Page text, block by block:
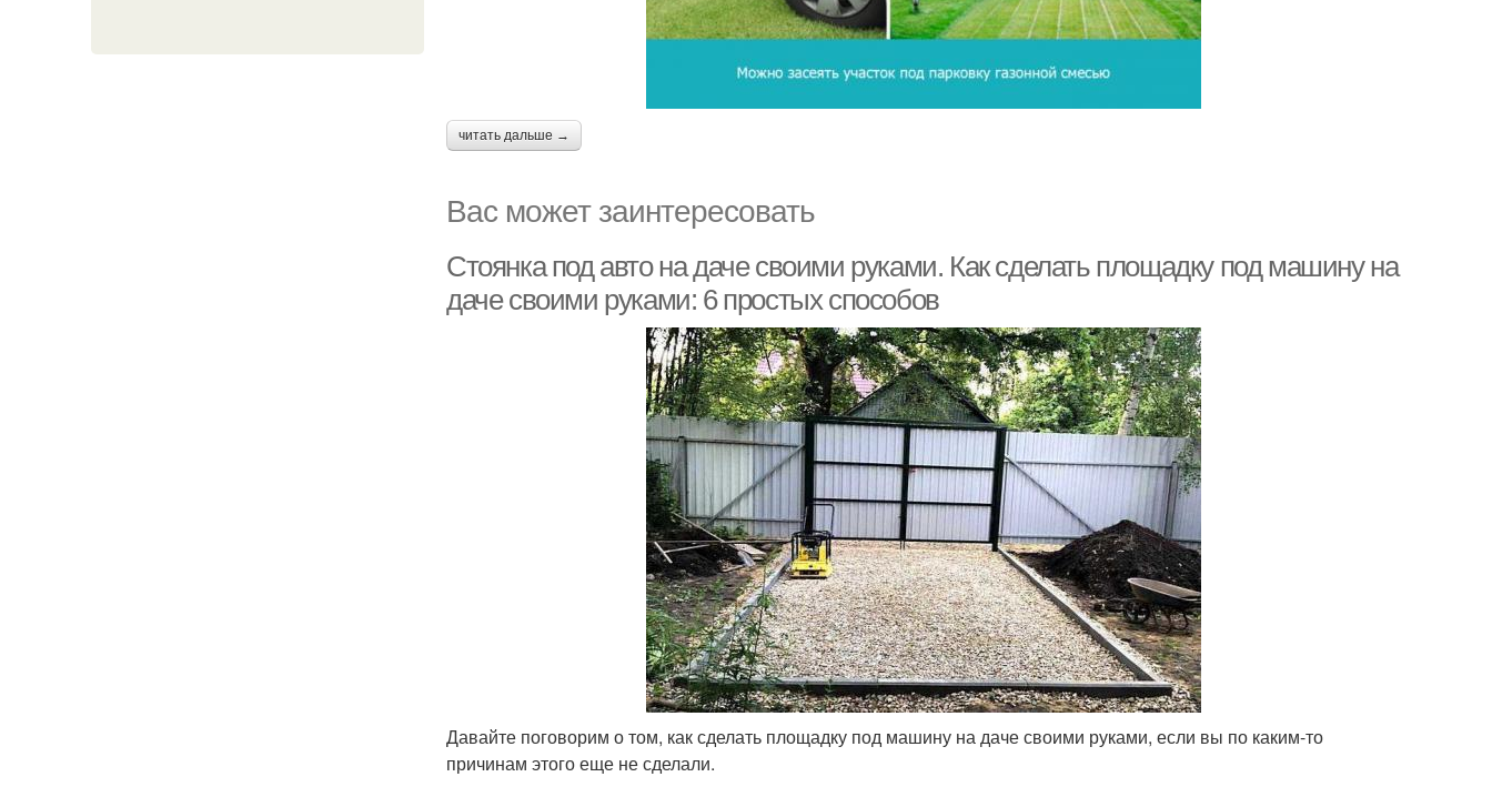
читать дальше →
Вас может заинтересовать
Стоянка под авто на даче своими руками. Как сделать площадку под машину на
даче своими руками: 6 простых способов
Давайте поговорим о том, как сделать площадку под машину на даче своими руками, если вы по каким-то
причинам этого еще не сделали.